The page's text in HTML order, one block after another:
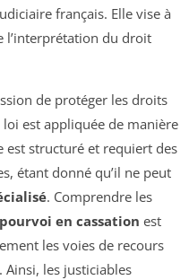
français. Elle vise à
l’interprétation du droit
de protéger les droits
loi est appliquée de manière
est structuré et requiert des
étant donné qu’il ne peut
. Comprendre les
pourvoi en cassation est
les voies de recours
les justiciables